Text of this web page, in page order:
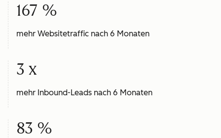
167 %
mehr Websitetraffic nach 6 Monaten
3 x
mehr Inbound-Leads nach 6 Monaten
83 %